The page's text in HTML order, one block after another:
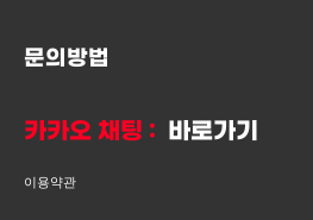
문의방법
카카오 채팅 : 바로가기
이용약관